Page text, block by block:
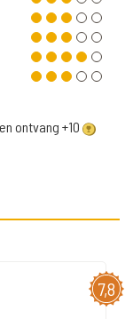
ontvang +10
7,8